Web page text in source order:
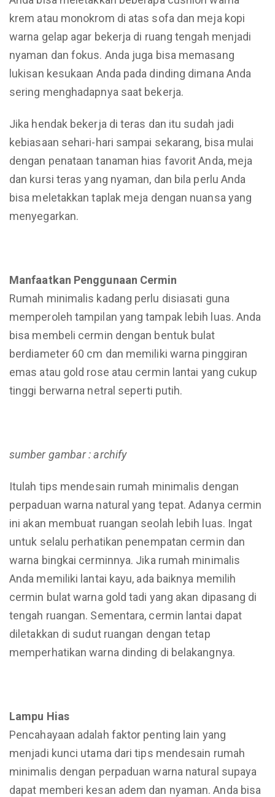
krem atau monokrom di atas sofa dan meja kopi
warna gelap agar bekerja di ruang tengah menjadi
nyaman dan fokus. Anda juga bisa memasang
lukisan kesukaan Anda pada dinding dimana Anda
sering menghadapnya saat bekerja.
Jika hendak bekerja di teras dan itu sudah jadi
kebiasaan sehari-hari sampai sekarang, bisa mulai
dengan penataan tanaman hias favorit Anda, meja
dan kursi teras yang nyaman, dan bila perlu Anda
bisa meletakkan taplak meja dengan nuansa yang
menyegarkan.
Manfaatkan Penggunaan Cermin
Rumah minimalis kadang perlu disiasati guna
memperoleh tampilan yang tampak lebih luas. Anda
bisa membeli cermin dengan bentuk bulat
berdiameter 60 cm dan memiliki warna pinggiran
emas atau gold rose atau cermin lantai yang cukup
tinggi berwarna netral seperti putih.
sumber gambar : archify
Itulah tips mendesain rumah minimalis dengan
perpaduan warna natural yang tepat. Adanya cermin
ini akan membuat ruangan seolah lebih luas. Ingat
untuk selalu perhatikan penempatan cermin dan
warna bingkai cerminnya. Jika rumah minimalis
Anda memiliki lantai kayu, ada baiknya memilih
cermin bulat warna gold tadi yang akan dipasang di
tengah ruangan. Sementara, cermin lantai dapat
diletakkan di sudut ruangan dengan tetap
memperhatikan warna dinding di belakangnya.
Lampu Hias
Pencahayaan adalah faktor penting lain yang
menjadi kunci utama dari tips mendesain rumah
minimalis dengan perpaduan warna natural supaya
dapat memberi kesan adem dan nyaman. Anda bisa